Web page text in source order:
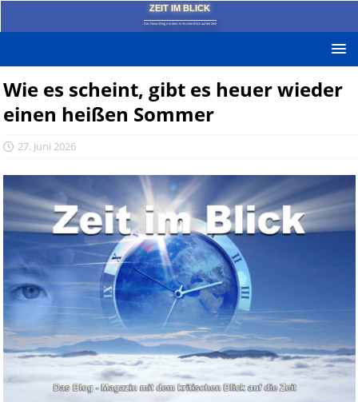
ZEIT IM BLICK
Das News-Blog mit dem kritischen Blick auf die Zeit!
Wie es scheint, gibt es heuer wieder
einen heißen Sommer
27. Juni 2026